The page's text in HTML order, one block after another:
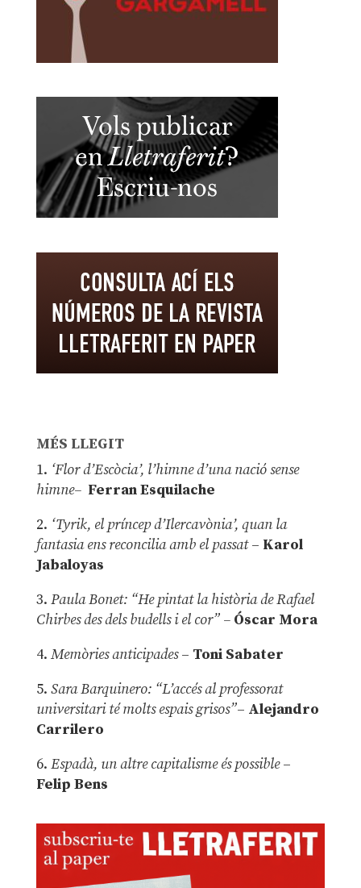
MÉS LLEGIT
1. ‘Flor d’Escòcia’, l’himne d’una nació sense
himne– Ferran Esquilache
2. ‘Tyrik, el príncep d’Ilercavònia’, quan la
fantasia ens reconcilia amb el passat– Karol
Jabaloyas
3. Paula Bonet: “He pintat la història de Rafael
Chirbes des dels budells i el cor” –Óscar Mora
4. Memòries anticipades– Toni Sabater
5. Sara Barquinero: “L’accés al professorat
universitari té molts espais grisos”– Alejandro
Carrilero
6. Espadà, un altre capitalisme és possible –
Felip Bens